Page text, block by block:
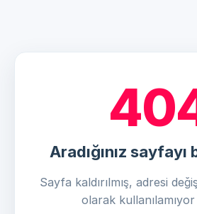
Aradığınız sayfayı
Sayfa kaldırılmış, adresi
olarak